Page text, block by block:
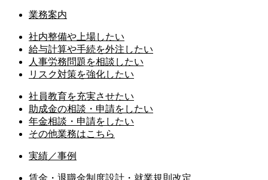
業務案内
社内整備や上場したい
給与計算や手続を外注したい
人事労務問題を相談したい
リスク対策を強化したい
社員教育を充実させたい
助成金の相談・申請をしたい
年金相談・申請をしたい
その他業務はこちら
実績／事例